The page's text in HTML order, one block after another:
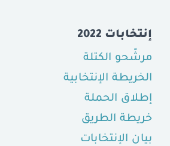
إنتخابات 2022
مرشّحو الكتلة
الخريطة الإنتخابية
إطلاق الحملة
خريطة الطريق
بيان الإنتخابات